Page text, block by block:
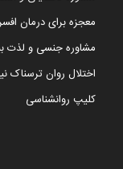
معجزه برای درمان
مشاوره جنسی و لذت
اختلال روان ترسناک
کلیپ روانشناسی